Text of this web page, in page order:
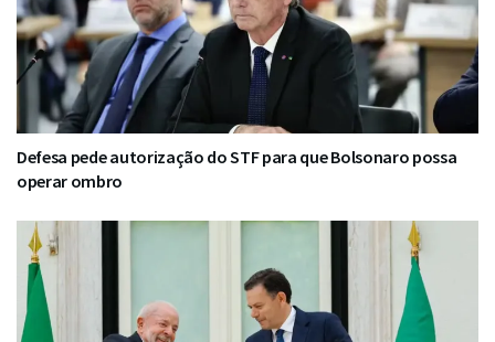
Defesa pede autorização do STF para que Bolsonaro possa
operar ombro